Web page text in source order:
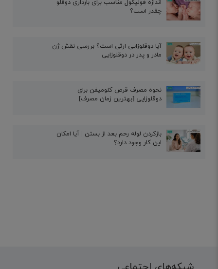
اندازه فولیکول مناسب برای بارداری دوقلو
چقدر است؟
آیا دوقلوزایی ارثی است؟ بررسی نقش ژن
مادر و پدر در دوقلوزایی
نحوه مصرف قرص کلومیفن برای
دوقلوزایی [بهترین زمان مصرف]
بازکردن لوله رحم بعد از بستن | آیا امکان
این کار وجود دارد؟